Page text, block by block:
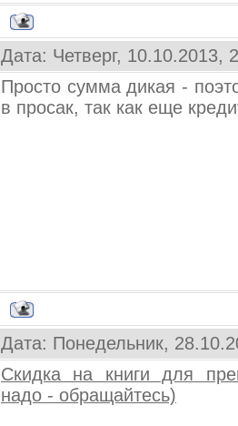
Дата: Четверг,
Просто сумма дикая -
в просак, так как еще
Дата: Понедельник,
Скидка на книги для
надо - обращайтесь)